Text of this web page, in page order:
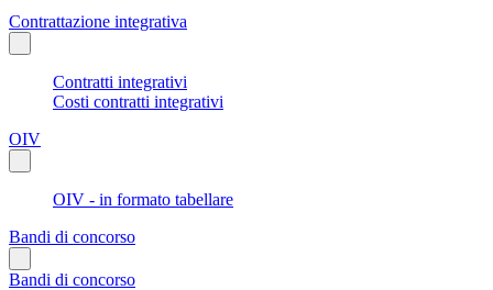
Contrattazione integrativa
Contratti integrativi
Costi contratti integrativi
OIV
OIV - in formato tabellare
Bandi di concorso
Bandi di concorso